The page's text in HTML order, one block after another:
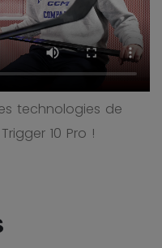
technologies de
10 Pro !